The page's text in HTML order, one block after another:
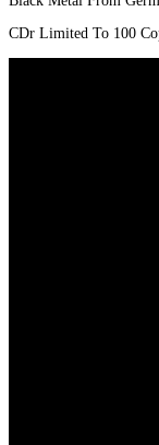
CDr Limited To 100